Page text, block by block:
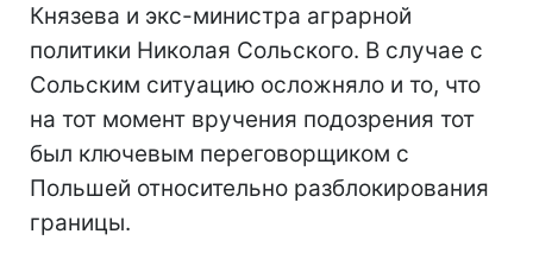
Князева и экс-министра аграрной
политики Николая Сольского. В случае с
Сольским ситуацию осложняло и то, что
на тот момент вручения подозрения тот
был ключевым переговорщиком с
Польшей относительно разблокирования
границы.